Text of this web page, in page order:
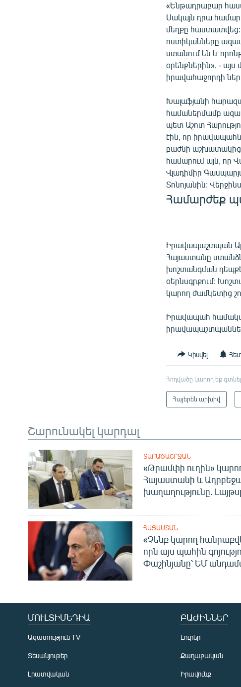
«Ենթադրաբար
Սակայն դրա
մեղքը հաստատվեց:
ոստիկանները
ստանում են և
օրենքներին», -
իրավահաջորդի
Խալաֆյանի
համաներմամբ
պետ Աշոտ
էին, որ
բաժնի
համարում այն, որ
Վլադիմիր
Տոնոյանին:
Համարժեք
Իրավապաշտպան
Հայաստանը
խոշտանգման
օերնսգրքում:
կարող ժամկետից
Իրավապահ
Կիսվել
Հոդվածը կարող եք
Հայերեն արխիվ
Շարունակել կարդալ
ՏԱՐԱԾԱՇՐՋԱՆ
«Թրամփի ուղին»
Հայաստանի և
խաղաղությունը.
ՀԱՅԱՍՏԱՆ
«Չենք կարող
որն այս պահին
Փաշինյանը՝ ԵՄ
ՄՈՒԼՏԻՄԵԴԻԱ
Ազատություն TV
Տեսանյութեր
Լրատվական
ԲԱԺԻՆՆԵՐ
Լուրեր
Քաղաքական
Իրավունք